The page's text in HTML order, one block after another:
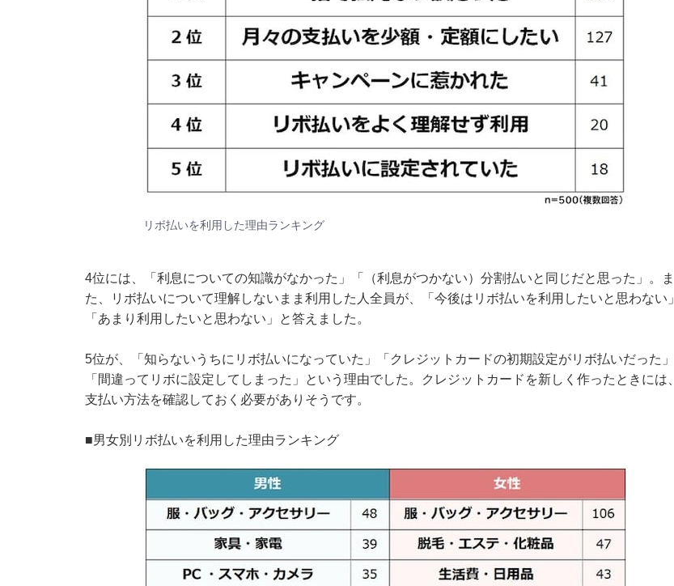
リボ払いを利用した理由ランキング
4位には、「利息についての知識がなかった」「（利息がつかない）分割払いと同じだと思った」。ま
た、リボ払いについて理解しないまま利用した人全員が、「今後はリボ払いを利用したいと思わない」
「あまり利用したいと思わない」と答えました。
5位が、「知らないうちにリボ払いになっていた」「クレジットカードの初期設定がリボ払いだった」
「間違ってリボに設定してしまった」という理由でした。クレジットカードを新しく作ったときには、
支払い方法を確認しておく必要がありそうです。
■男女別リボ払いを利用した理由ランキング